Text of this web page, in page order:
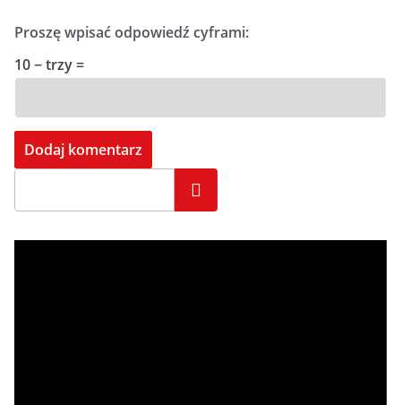
Proszę wpisać odpowiedź cyframi:
10 − trzy =
Szukaj